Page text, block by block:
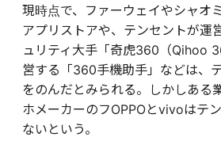
現時点で、ファーウェイやシャオ
アプリストアや、テンセントが運
ュリティ大手「奇虎360（Qihoo
営する「360手機助手」などは、
をのんだとみられる。しかしある
ホメーカーのフOPPOとvivoはテ
ないという。